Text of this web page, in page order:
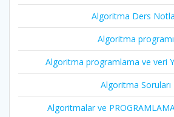
Algoritma Ders
Algoritma programı
Algoritma programlama ve veri
Algoritma Soruları
Algoritmalar ve